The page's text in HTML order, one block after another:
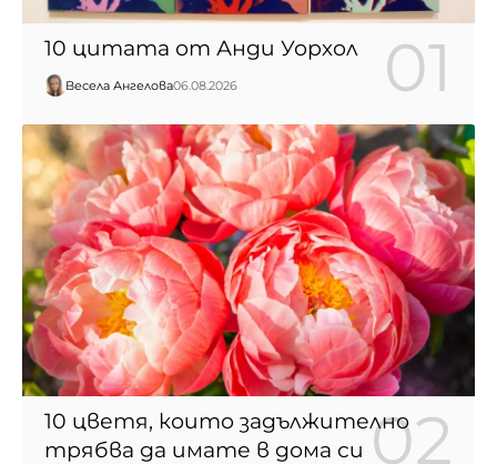
10 цитата от Анди Уорхол
Весела Ангелова06.08.2026
10 цветя, които задължително
трябва да имате в дома си